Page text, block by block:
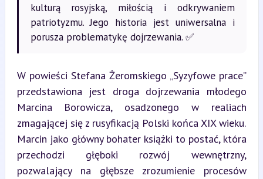
kulturą rosyjską, miłością i odkrywaniem
patriotyzmu. Jego historia jest uniwersalna i
porusza problematykę dojrzewania. ✅
W powieści Stefana Żeromskiego „Syzyfowe prace”
przedstawiona jest droga dojrzewania młodego
Marcina Borowicza, osadzonego w realiach
zmagającej się z rusyfikacją Polski końca XIX wieku.
Marcin jako główny bohater książki to postać, która
przechodzi głęboki rozwój wewnętrzny,
pozwalający na głębsze zrozumienie procesów